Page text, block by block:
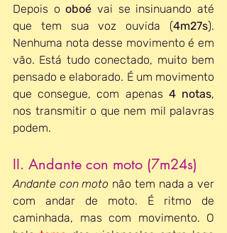
Depois o oboé vai se insinuando até
que tem sua voz ouvida (4m27s).
Nenhuma nota desse movimento é em
vão. Está tudo conectado, muito bem
pensado e elaborado. É um movimento
que consegue, com apenas 4 notas,
nos transmitir o que nem mil palavras
podem.
II. Andante con moto (7m24s)
Andante con moto não tem nada a ver
com andar de moto. É ritmo de
caminhada, mas com movimento. O